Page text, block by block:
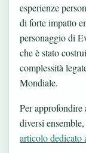
esperienze
di forte impatto
personaggio di
che è stato
complessità
Mondiale.
Per approfondire
diversi
articolo dedicato